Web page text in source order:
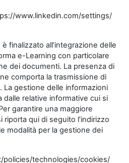
www.linkedin.com/settings/
finalizzato all’integrazione delle
e-Learning con particolare
dei documenti. La presenza di
comporta la trasmissione di
La gestione delle informazioni
dalle relative informative cui si
garantire una maggiore
qui di seguito l’indirizzo
modalità per la gestione dei
technologies/cookies/